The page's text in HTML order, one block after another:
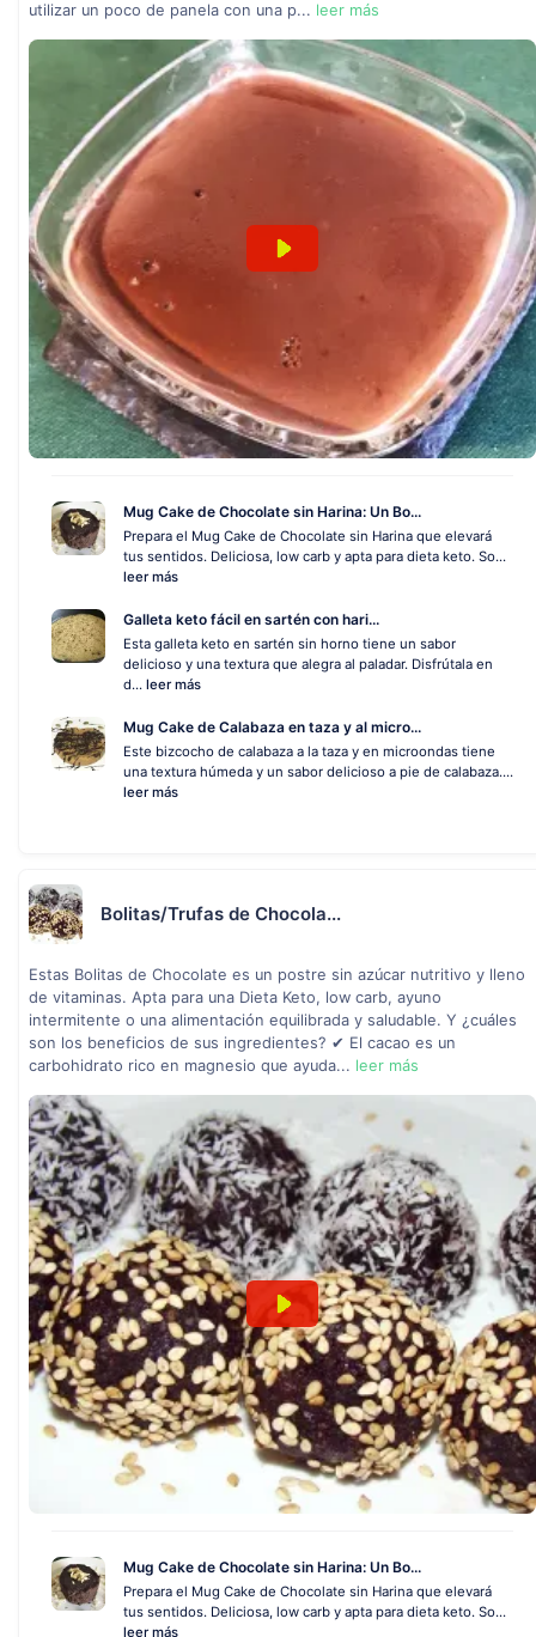
utilizar un poco de panela con una p... leer más
Mug Cake de Chocolate sin Harina: Un Bo...
Prepara el Mug Cake de Chocolate sin Harina que elevará
tus sentidos. Deliciosa, low carb y apta para dieta keto. So...
leer más
Galleta keto fácil en sartén con hari...
Esta galleta keto en sartén sin horno tiene un sabor
delicioso y una textura que alegra al paladar. Disfrútala en
d... leer más
Mug Cake de Calabaza en taza y al micro...
Este bizcocho de calabaza a la taza y en microondas tiene
una textura húmeda y un sabor delicioso a pie de calabaza....
leer más
Bolitas/Trufas de Chocola...
Estas Bolitas de Chocolate es un postre sin azúcar nutritivo y lleno
de vitaminas. Apta para una Dieta Keto, low carb, ayuno
intermitente o una alimentación equilibrada y saludable. Y ¿cuáles
son los beneficios de sus ingredientes? ✔ El cacao es un
carbohidrato rico en magnesio que ayuda... leer más
Mug Cake de Chocolate sin Harina: Un Bo...
Prepara el Mug Cake de Chocolate sin Harina que elevará
tus sentidos. Deliciosa, low carb y apta para dieta keto. So...
leer más